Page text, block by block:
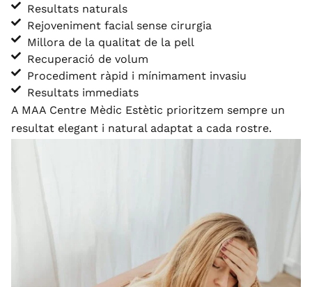
Resultats naturals
Rejoveniment facial sense cirurgia
Millora de la qualitat de la pell
Recuperació de volum
Procediment ràpid i mínimament invasiu
Resultats immediats
A MAA Centre Mèdic Estètic prioritzem sempre un
resultat elegant i natural adaptat a cada rostre.